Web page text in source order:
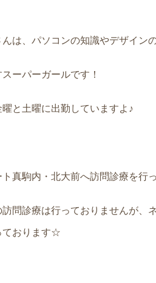
んは、パソコンの知識やデザイン
ーパーガールです！
と土曜に出勤していますよ♪
真駒内・北大前へ訪問診療を行
問診療は行っておりませんが、
ております☆